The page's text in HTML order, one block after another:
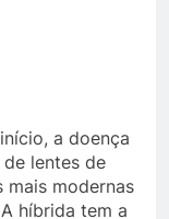
a doença
lentes de
mais modernas
híbrida tem a